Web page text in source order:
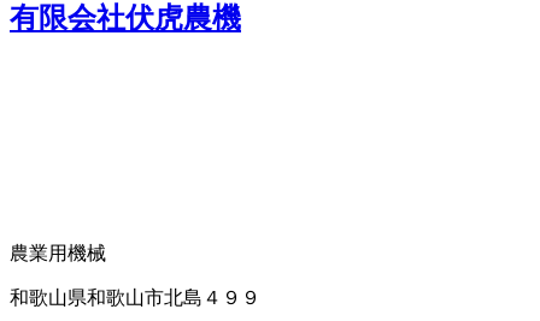
有限会社伏虎農機
農業用機械
和歌山県和歌山市北島４９９